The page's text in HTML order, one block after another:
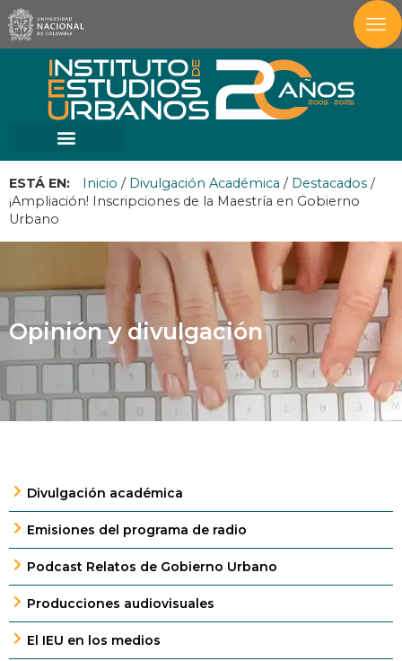
ESTÁ EN: Inicio / Divulgación Académica / Destacados /
¡Ampliación! Inscripciones de la Maestría en Gobierno
Urbano
Opinión y divulgación
Divulgación académica
Emisiones del programa de radio
Podcast Relatos de Gobierno Urbano
Producciones audiovisuales
El IEU en los medios